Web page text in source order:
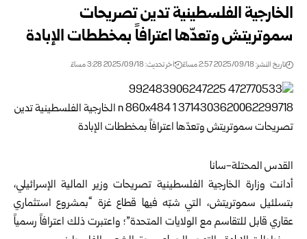
الخارجية الفلسطينية تدين تصريحات
سموتريتش وتعدّها اعترافاً بمخططات الإبادة
تاريخ النشر: 2025/09/18 2:57 مساءً اخر تحديث: 2025/09/18 3:28 مساءً
القدس المحتلة-سانا
أدانت وزارة الخارجية الفلسطينية تصريحات وزير المالية الإسرائيلي،
بتسلئيل سموتريتش، التي شبّه فيها قطاع غزة “بمشروع استثماري
عقاري قابل للتقاسم مع الولايات المتحدة”؛ واعتبرت ذلك اعترافاً رسمياً